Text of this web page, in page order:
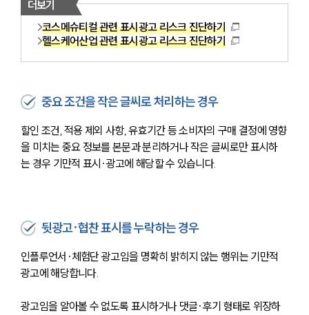
더보기
코스메슈티컬 관련 표시광고 리스크 진단하기
헬스케어산업 관련 표시광고 리스크 진단하기
중요 조건을 작은 글씨로 처리하는 경우
할인 조건, 적용 제외 사항, 유효기간 등 소비자의 구매 결정에 영향
을 미치는 중요 정보를 본문과 분리하거나 작은 글씨로만 표시하
는 경우 기만적 표시·광고에 해당할 수 있습니다.
뒷광고·협찬 표시를 누락하는 경우
인플루언서·체험단 광고임을 명확히 밝히지 않는 행위는 기만적
광고에 해당합니다.
광고임을 알아볼 수 없도록 표시하거나 댓글·후기 형태로 위장하